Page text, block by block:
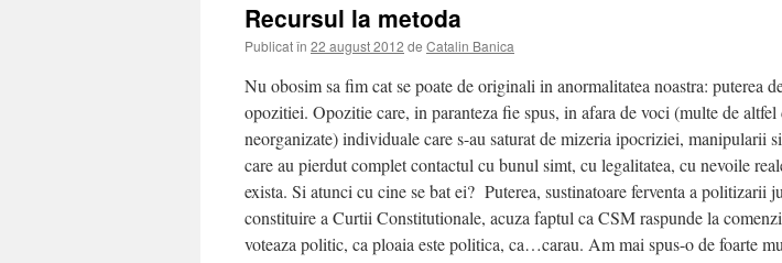
Recursul la metoda
Publicat în 22 august 2012 de Catalin Banica
Nu obosim sa fim cat se poate de originali in anormalitatea noastra: puterea
opozitiei. Opozitie care, in paranteza fie spus, in afara de voci (multe de
neorganizate) individuale care s-au saturat de mizeria ipocriziei, manipularii
care au pierdut complet contactul cu bunul simt, cu legalitatea, cu nevoile
exista. Si atunci cu cine se bat ei? Puterea, sustinatoare ferventa a politizarii
constituire a Curtii Constitutionale, acuza faptul ca CSM raspunde la
voteaza politic, ca ploaia este politica, ca…carau. Am mai spus-o de foarte